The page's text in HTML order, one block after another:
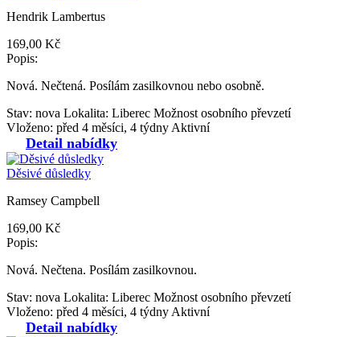
Hendrik Lambertus
169,00 Kč
Popis:
Nová. Nečtená. Posílám zasilkovnou nebo osobně.
Stav: nova Lokalita: Liberec Možnost osobního převzetí
Vloženo: před 4 měsíci, 4 týdny Aktivní
Detail nabídky
Děsivé důsledky
Ramsey Campbell
169,00 Kč
Popis:
Nová. Nečtena. Posílám zasilkovnou.
Stav: nova Lokalita: Liberec Možnost osobního převzetí
Vloženo: před 4 měsíci, 4 týdny Aktivní
Detail nabídky